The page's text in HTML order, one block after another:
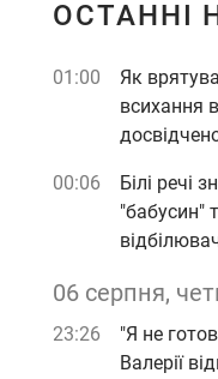
ОСТАННІ
01:00
Як
всихання
00:06
Білі речі
"бабусин"
06 серпня,
23:26
"Я не
Валерії